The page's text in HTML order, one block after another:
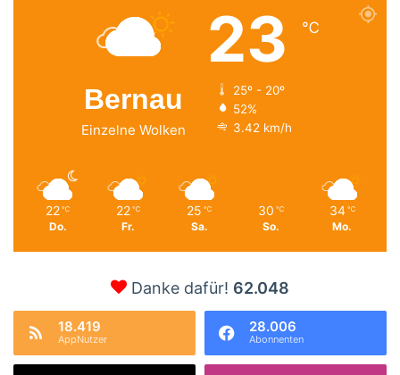
Bernau
Einzelne Wolken
23 ℃
25º - 20º
52%
3.42 km/h
22 ℃
Do.
22 ℃
Fr.
25 ℃
Sa.
30 ℃
So.
34 ℃
Mo.
Danke dafür! 62.048
18.419
AppNutzer
28.006
Abonnenten